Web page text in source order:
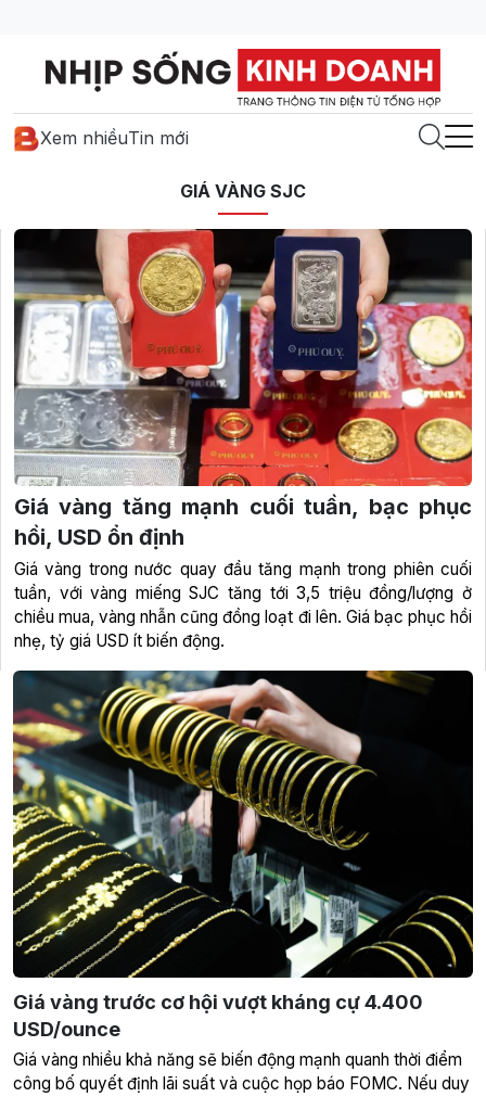
Xem nhiềuTin mới
GIÁ VÀNG SJC
Giá vàng trước cơ hội vượt kháng cự 4.400
USD/ounce
Giá vàng nhiều khả năng sẽ biến động mạnh quanh thời điểm
công bố quyết định lãi suất và cuộc họp báo FOMC. Nếu duy
Giá vàng tăng mạnh cuối tuần, bạc phục
hồi, USD ổn định
Giá vàng trong nước quay đầu tăng mạnh trong phiên cuối
tuần, với vàng miếng SJC tăng tới 3,5 triệu đồng/lượng ở
chiều mua, vàng nhẫn cũng đồng loạt đi lên. Giá bạc phục hồi
nhẹ, tỷ giá USD ít biến động.